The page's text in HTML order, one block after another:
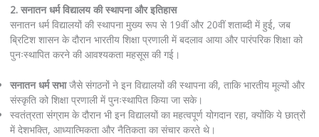
2. सनातन धर्म विद्यालय की स्थापना और इतिहास
सनातन धर्म विद्यालयों की स्थापना मुख्य रूप से 19वीं और 20वीं शताब्दी में हुई, जब
ब्रिटिश शासन के दौरान भारतीय शिक्षा प्रणाली में बदलाव आया और पारंपरिक शिक्षा को
पुनःस्थापित करने की आवश्यकता महसूस की गई।
सनातन धर्म सभाजैसे संगठनों ने इन विद्यालयों की स्थापना की, ताकि भारतीय मूल्यों और
संस्कृति को शिक्षा प्रणाली में पुनःस्थापित किया जा सके।
स्वतंत्रता संग्राम के दौरान भी इन विद्यालयों का महत्वपूर्ण योगदान रहा, क्योंकि ये छात्रों
में देशभक्ति, आध्यात्मिकता और नैतिकता का संचार करते थे।